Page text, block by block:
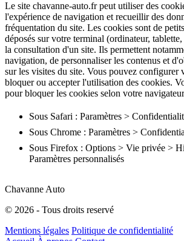
Le site chavanne-auto.fr peut utiliser des
l'expérience de navigation et recueillir des
fréquentation du site. Les cookies sont de
déposés sur votre terminal (ordinateur,
la consultation d'un site. Ils permettent
navigation, de personnaliser les contenus et
sur les visites du site. Vous pouvez configurer
bloquer ou accepter l'utilisation des cookies.
pour bloquer les cookies selon votre
Sous Safari : Paramètres >
Sous Chrome : Paramètres >
Sous Firefox : Options > Vie privée >
Paramètres personnalisés
Chavanne Auto
© 2026 - Tous droits reservé
Mentions légales Politique de confidentialité